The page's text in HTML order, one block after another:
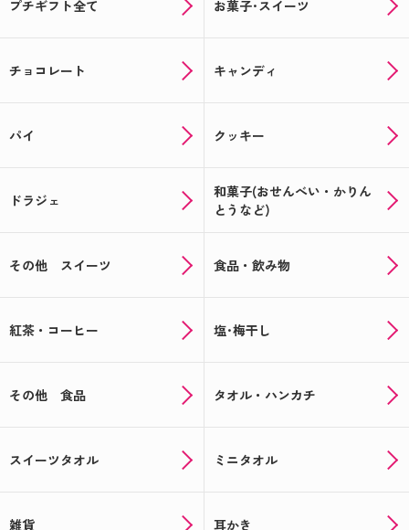
プチギフト全て お菓子･スイーツ
チョコレート キャンディ
パイ クッキー
ドラジェ
和菓子(おせんべい・かりん
とうなど)
その他 スイーツ 食品・飲み物
紅茶・コーヒー 塩･梅干し
その他 食品 タオル・ハンカチ
スイーツタオル ミニタオル
雑貨 耳かき